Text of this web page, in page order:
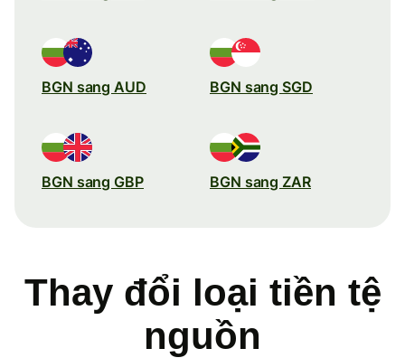
BGN sang AUD BGN sang SGD
BGN sang GBP BGN sang ZAR
Thay đổi loại tiền tệ
nguồn